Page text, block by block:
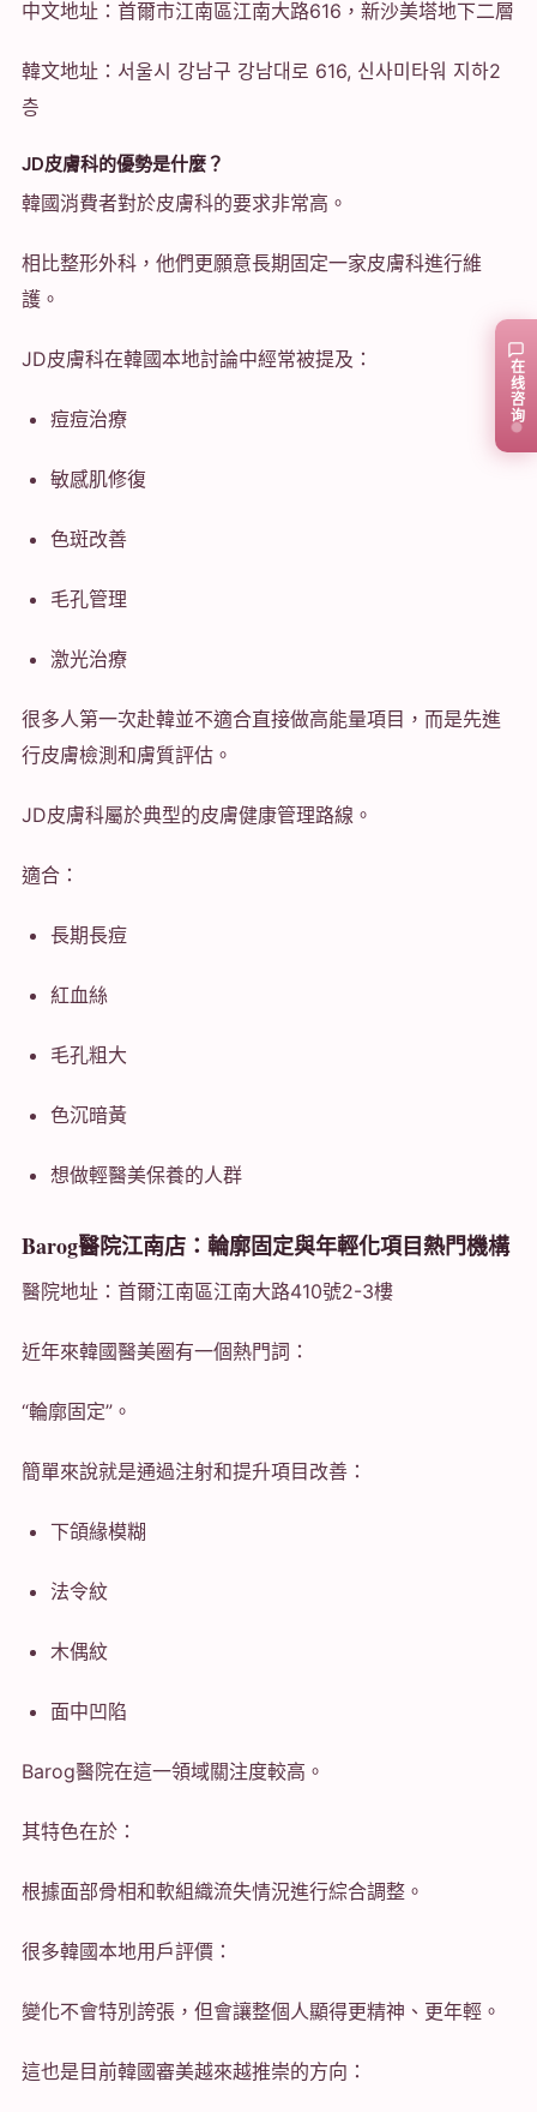
中文地址：首爾市江南區江南大路616，新沙美塔地下二層
韓文地址：서울시 강남구 강남대로 616, 신사미타워 지하2
층
JD皮膚科的優勢是什麼？
韓國消費者對於皮膚科的要求非常高。
相比整形外科，他們更願意長期固定一家皮膚科進行維
護。
JD皮膚科在韓國本地討論中經常被提及：
痘痘治療
敏感肌修復
色斑改善
毛孔管理
激光治療
很多人第一次赴韓並不適合直接做高能量項目，而是先進
行皮膚檢測和膚質評估。
JD皮膚科屬於典型的皮膚健康管理路線。
適合：
長期長痘
紅血絲
毛孔粗大
色沉暗黃
想做輕醫美保養的人群
Barog醫院江南店：輪廓固定與年輕化項目熱門機構
醫院地址：首爾江南區江南大路410號2-3樓
近年來韓國醫美圈有一個熱門詞：
“輪廓固定”。
簡單來說就是通過注射和提升項目改善：
下頜緣模糊
法令紋
木偶紋
面中凹陷
Barog醫院在這一領域關注度較高。
其特色在於：
根據面部骨相和軟組織流失情況進行綜合調整。
很多韓國本地用戶評價：
變化不會特別誇張，但會讓整個人顯得更精神、更年輕。
這也是目前韓國審美越來越推崇的方向：
在线咨询